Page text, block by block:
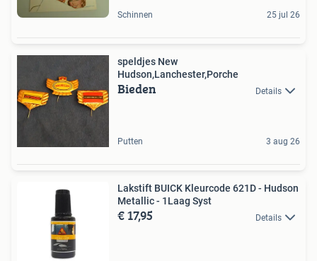
Schinnen 25 jul 26
speldjes New
Hudson,Lanchester,Porche
Bieden Details
Putten 3 aug 26
Lakstift BUICK Kleurcode 621D - Hudson
Metallic - 1Laag Syst
€ 17,95 Details